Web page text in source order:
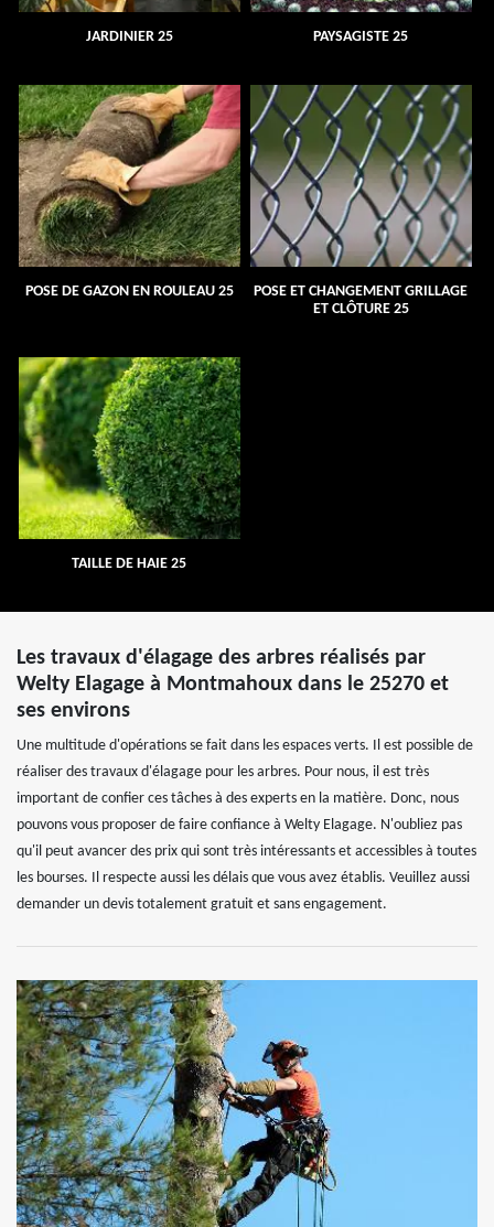
JARDINIER 25 PAYSAGISTE 25
POSE DE GAZON EN ROULEAU 25
POSE ET CHANGEMENT GRILLAGE
ET CLÔTURE 25
TAILLE DE HAIE 25
Les travaux d'élagage des arbres réalisés par
Welty Elagage à Montmahoux dans le 25270 et
ses environs
Une multitude d'opérations se fait dans les espaces verts. Il est possible de
réaliser des travaux d'élagage pour les arbres. Pour nous, il est très
important de confier ces tâches à des experts en la matière. Donc, nous
pouvons vous proposer de faire confiance à Welty Elagage. N'oubliez pas
qu'il peut avancer des prix qui sont très intéressants et accessibles à toutes
les bourses. Il respecte aussi les délais que vous avez établis. Veuillez aussi
demander un devis totalement gratuit et sans engagement.